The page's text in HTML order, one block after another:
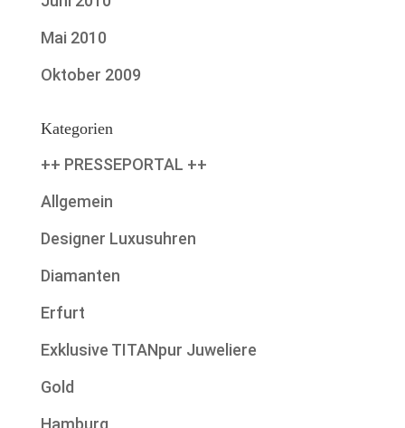
Mai 2010
Oktober 2009
Kategorien
++ PRESSEPORTAL ++
Allgemein
Designer Luxusuhren
Diamanten
Erfurt
Exklusive TITANpur Juweliere
Gold
Hamburg